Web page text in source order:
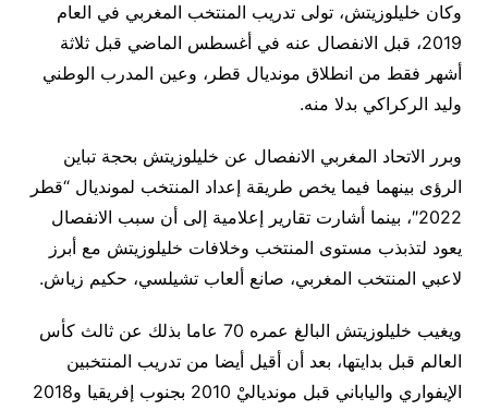
وكان خليلوزيتش، تولى تدريب المنتخب المغربي في العام
2019، قبل الانفصال عنه في أغسطس الماضي قبل ثلاثة
أشهر فقط من انطلاق مونديال قطر، وعين المدرب الوطني
وليد الركراكي بدلا منه.
وبرر الاتحاد المغربي الانفصال عن خليلوزيتش بحجة تباين
الرؤى بينهما فيما يخص طريقة إعداد المنتخب لمونديال “قطر
2022″، بينما أشارت تقارير إعلامية إلى أن سبب الانفصال
يعود لتذبذب مستوى المنتخب وخلافات خليلوزيتش مع أبرز
لاعبي المنتخب المغربي، صانع ألعاب تشيلسي، حكيم زياش.
ويغيب خليلوزيتش البالغ عمره 70 عاما بذلك عن ثالث كأس
العالم قبل بدايتها، بعد أن أقيل أيضا من تدريب المنتخبين
الإيفواري والياباني قبل موندياليْ 2010 بجنوب إفريقيا و2018